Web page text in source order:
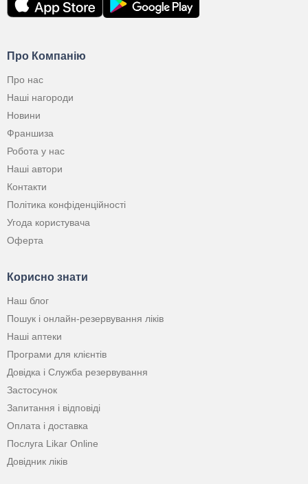
Про Компанію
Про нас
Наші нагороди
Новини
Франшиза
Робота у нас
Наші автори
Контакти
Політика конфіденційності
Угода користувача
Оферта
Корисно знати
Наш блог
Пошук і онлайн-резервування ліків
Наші аптеки
Програми для клієнтів
Довідка і Служба резервування
Застосунок
Запитання і відповіді
Оплата і доставка
Послуга Likar Online
Довідник ліків